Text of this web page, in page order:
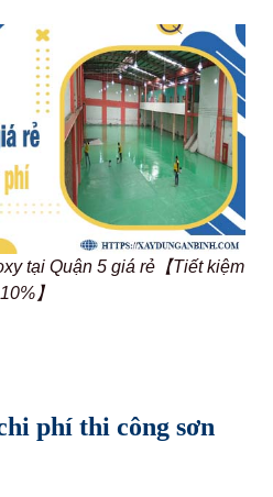
tại Quận 5 giá rẻ【Tiết kiệm
10%】
phí thi công sơn